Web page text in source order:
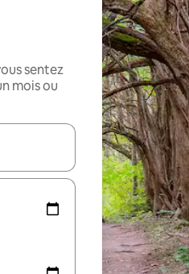
sentez
mois ou
les flèches vers le haut et vers le